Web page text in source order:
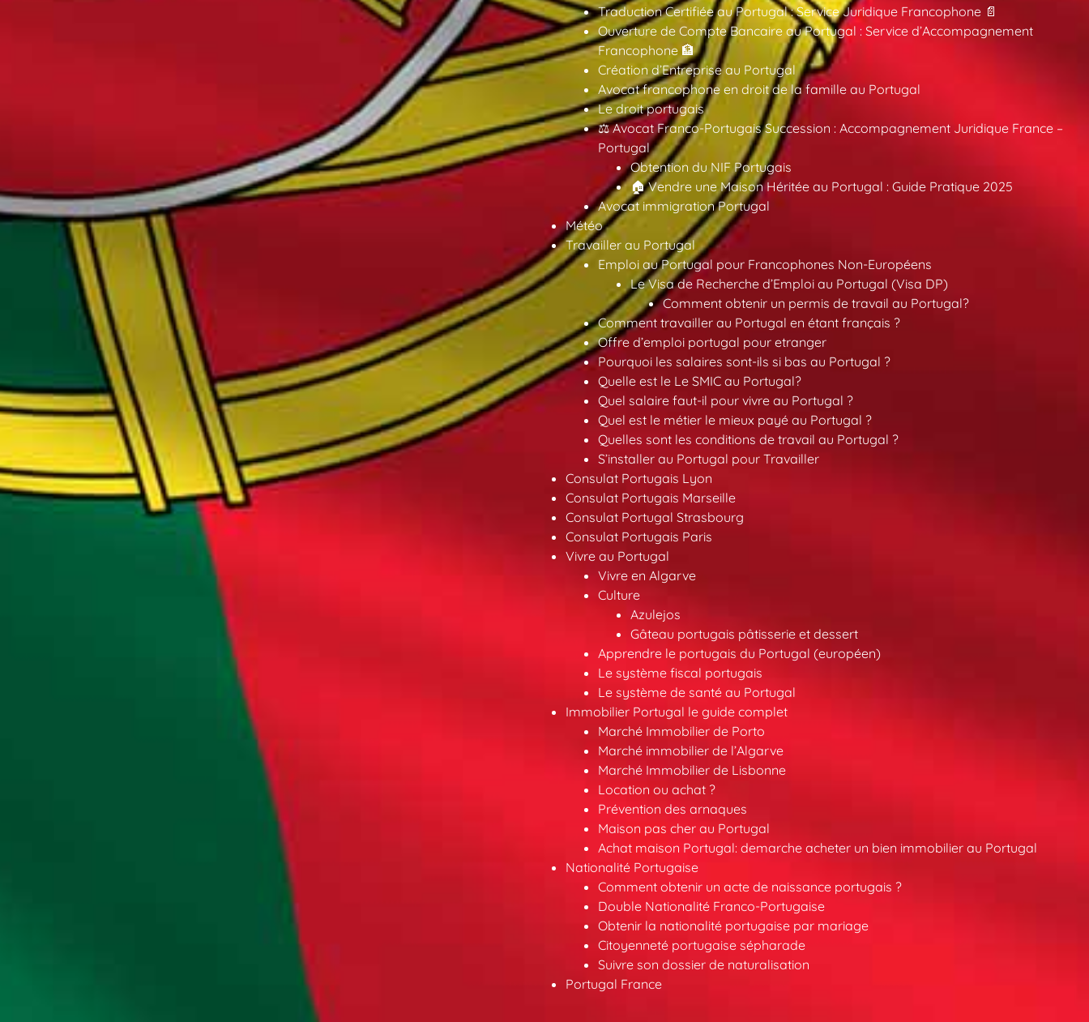
Traduction Certifiée au Portugal : Service Juridique Francophone 📄
Ouverture de Compte Bancaire au Portugal : Service d’Accompagnement
Francophone 🏦
Création d’Entreprise au Portugal
Avocat francophone en droit de la famille au Portugal
Le droit portugais
⚖️ Avocat Franco-Portugais Succession : Accompagnement Juridique France –
Portugal
Obtention du NIF Portugais
🏠 Vendre une Maison Héritée au Portugal : Guide Pratique 2025
Avocat immigration Portugal
Météo
Travailler au Portugal
Emploi au Portugal pour Francophones Non-Européens
Le Visa de Recherche d’Emploi au Portugal (Visa DP)
Comment obtenir un permis de travail au Portugal?
Comment travailler au Portugal en étant français ?
Offre d’emploi portugal pour etranger
Pourquoi les salaires sont-ils si bas au Portugal ?
Quelle est le Le SMIC au Portugal?
Quel salaire faut-il pour vivre au Portugal ?
Quel est le métier le mieux payé au Portugal ?
Quelles sont les conditions de travail au Portugal ?
S’installer au Portugal pour Travailler
Consulat Portugais Lyon
Consulat Portugais Marseille
Consulat Portugal Strasbourg
Consulat Portugais Paris
Vivre au Portugal
Vivre en Algarve
Culture
Azulejos
Gâteau portugais pâtisserie et dessert
Apprendre le portugais du Portugal (européen)
Le système fiscal portugais
Le système de santé au Portugal
Immobilier Portugal le guide complet
Marché Immobilier de Porto
Marché immobilier de l’Algarve
Marché Immobilier de Lisbonne
Location ou achat ?
Prévention des arnaques
Maison pas cher au Portugal
Achat maison Portugal: demarche acheter un bien immobilier au Portugal
Nationalité Portugaise
Comment obtenir un acte de naissance portugais ?
Double Nationalité Franco-Portugaise
Obtenir la nationalité portugaise par mariage
Citoyenneté portugaise sépharade
Suivre son dossier de naturalisation
Portugal France